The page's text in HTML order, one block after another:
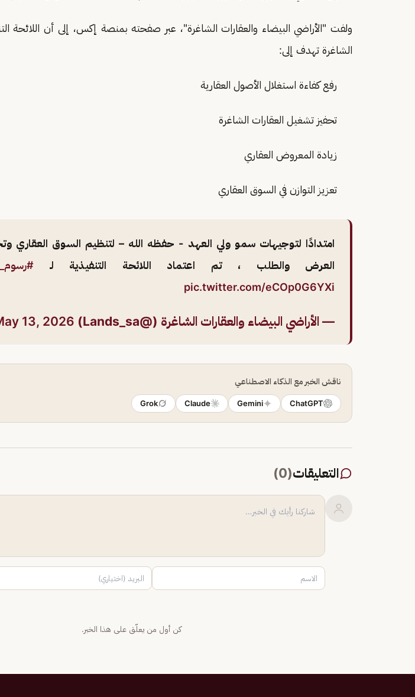
ولفت "الأراضي البيضاء والعقارات الشاغرة"، عبر صفحته بمنصة إكس، إلى أن اللائحة
الشاغرة تهدف إلى:
رفع كفاءة استغلال الأصول العقارية
تحفيز تشغيل العقارات الشاغرة
زيادة المعروض العقاري
تعزيز التوازن في السوق العقاري
امتدادًا لتوجيهات سمو ولي العهد - حفظه الله – لتنظيم السوق العقاري
العرض والطلب ، تم اعتماد اللائحة التنفيذية لـ
pic.twitter.com/eCOp0G6YXi
— الأراضي البيضاء والعقارات الشاغرة (@Lands_sa) 13, 2026
ناقش الخبر مع الذكاء الاصطناعي
ChatGPT
Gemini
Claude
Grok
التعليقات(
0
)
كن أول من يعلّق على هذا الخبر.